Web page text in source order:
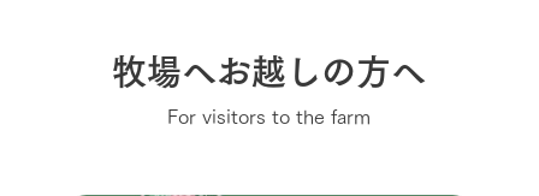
牧場へお越しの方へ
For visitors to the farm